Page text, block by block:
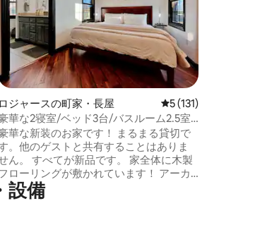
5つ星中4.98つ星の平均評価
ロジャースの町家・長屋 レビュー131件、5
5 (131)
華な2寝室/ベッド3台/バスルーム2.5室
ントンビル ウォルマート AMP
華な新装のお家です！ まるまる貸切で
。他のゲストと共有することはありま
ん。 すべてが新品です。 家全体に木製
ローリングが敷かれています！ アーカ
ソー州北西部の最高の立地です。 アー
カンソー州ロジャース（ベントンビルと
設備